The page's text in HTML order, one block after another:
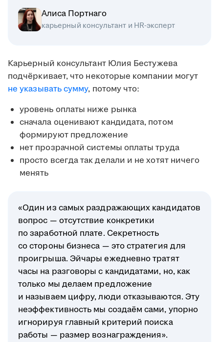
Алиса Портнаго
карьерный консультант и HR-эксперт
Карьерный консультант Юлия Бестужева
подчёркивает, что некоторые компании могут
не указывать сумму, потому что:
уровень оплаты ниже рынка
сначала оценивают кандидата, потом
формируют предложение
нет прозрачной системы оплаты труда
просто всегда так делали и не хотят ничего
менять
«Один из самых раздражающих кандидатов
вопрос — отсутствие конкретики
по заработной плате. Секретность
со стороны бизнеса — это стратегия для
проигрыша. Эйчары ежедневно тратят
часы на разговоры с кандидатами, но, как
только мы делаем предложение
и называем цифру, люди отказываются. Эту
неэффективность мы создаём сами, упорно
игнорируя главный критерий поиска
работы — размер вознаграждения».